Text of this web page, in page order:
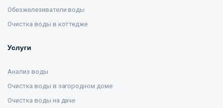
Обезжелезиватели воды
Очистка воды в коттедже
Услуги
Анализ воды
Очистка воды в загородном доме
Очистка воды на даче